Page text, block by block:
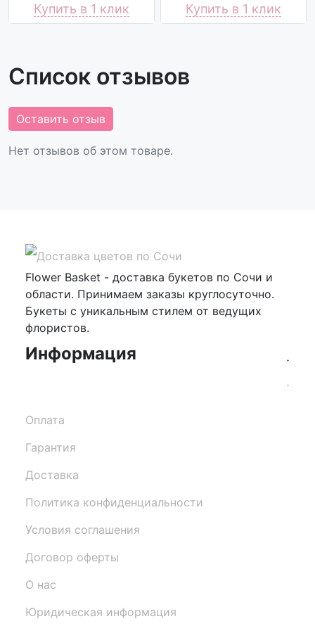
Купить в 1 клик Купить в 1 клик
Список отзывов
Оставить отзыв
Нет отзывов об этом товаре.
Flower Basket - доставка букетов по Сочи и
области. Принимаем заказы круглосуточно.
Букеты с уникальным стилем от ведущих
флористов.
Информация
Оплата
Гарантия
Доставка
Политика конфиденциальности
Условия соглашения
Договор оферты
О нас
Юридическая информация